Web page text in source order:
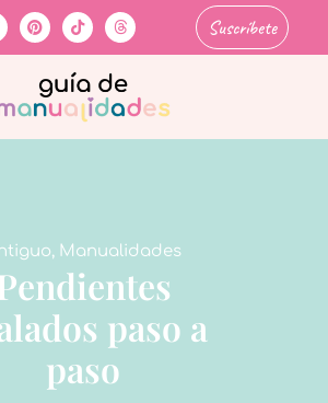
Suscríbete
, Manualidades
paso a
paso